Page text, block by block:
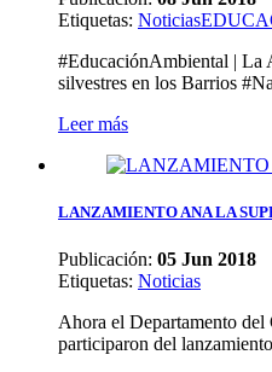
Etiquetas: Noticias
#EducaciónAmbiental | La
silvestres en los Barrios
Leer más
LANZAMIENTO ANA LA
Publicación: 05 Jun 2018
Etiquetas: Noticias
Ahora el Departamento
participaron del